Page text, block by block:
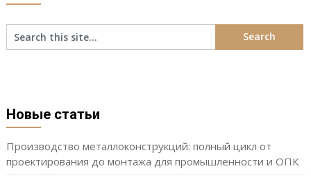
Новые статьи
Производство металлоконструкций: полный цикл от
проектирования до монтажа для промышленности и ОПК